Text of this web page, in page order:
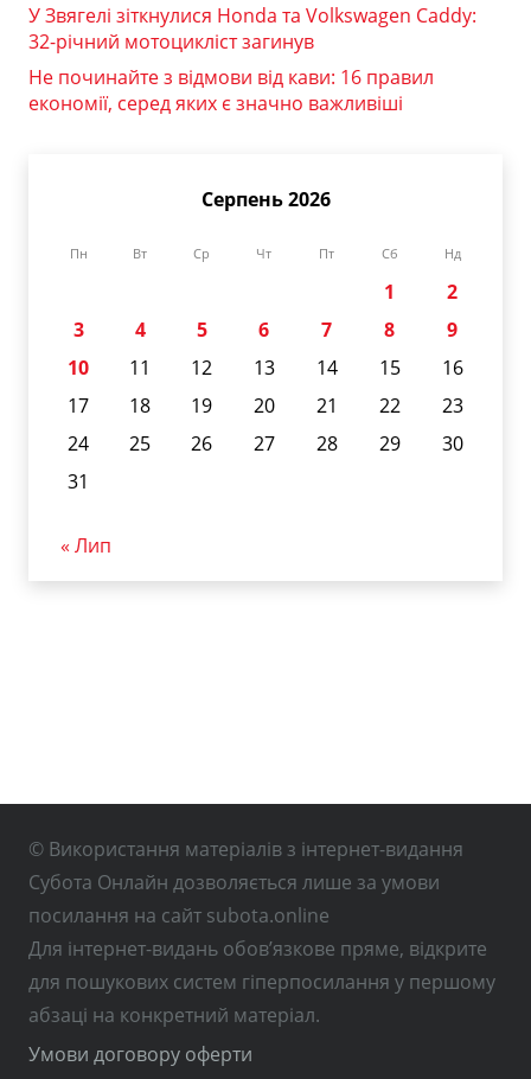
У Звягелі зіткнулися Honda та Volkswagen Caddy:
32-річний мотоцикліст загинув
Не починайте з відмови від кави: 16 правил
економії, серед яких є значно важливіші
Серпень 2026
Пн Вт Ср Чт Пт Сб Нд
1
2
3
4 5 6 7 8
9
10
11 12 13 14 15
16
17
18 19 20 21 22
23
24
25 26 27 28 29
30
31
« Лип
© Використання матеріалів з інтернет-видання
Субота Онлайн дозволяється лише за умови
посилання на сайт subota.online
Для інтернет-видань обов’язкове пряме, відкрите
для пошукових систем гіперпосилання у першому
абзаці на конкретний матеріал.
Умови договору оферти